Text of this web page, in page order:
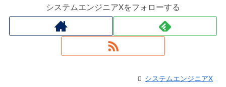
システムエンジニアXをフォローする
システムエンジニアX